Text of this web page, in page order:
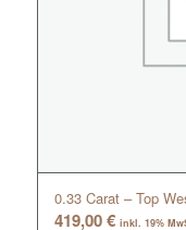
0.33 Carat – Top
419,00€ inkl. 19%